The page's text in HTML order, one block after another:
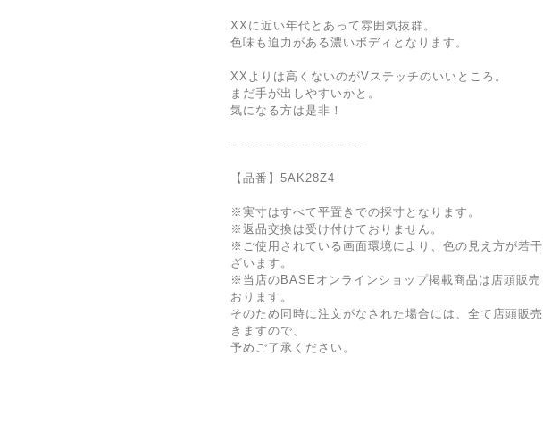
XXに近い年代とあって雰囲気抜群。
色味も迫力がある濃いボディとなります。
XXよりは高くないのがVステッチのいいところ。
まだ手が出しやすいかと。
気になる方は是非！
------------------------------
【品番】5AK28Z4
※実寸はすべて平置きでの採寸となります。
※返品交換は受け付けておりません。
※ご使用されている画面環境により、色の見え方が若
ざいます。
※当店のBASEオンラインショップ掲載商品は店頭販売
おります。
そのため同時に注文がなされた場合には、全て店頭販
きますので、
予めご了承ください。